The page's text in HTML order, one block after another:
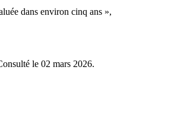
dans environ cinq ans »,
le 02 mars 2026.